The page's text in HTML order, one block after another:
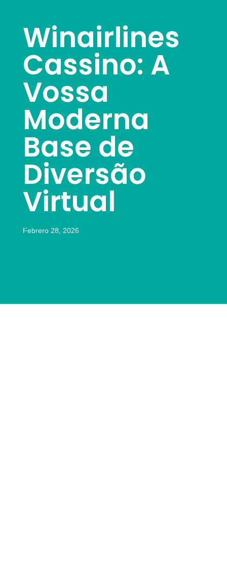
Winairlines
Cassino: A
Vossa
Moderna
Base de
Diversão
Virtual
Febrero 28, 2026